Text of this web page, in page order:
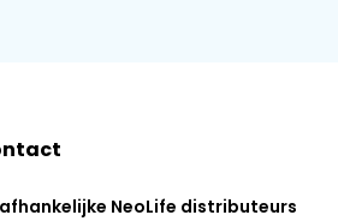
NeoLife distributeurs